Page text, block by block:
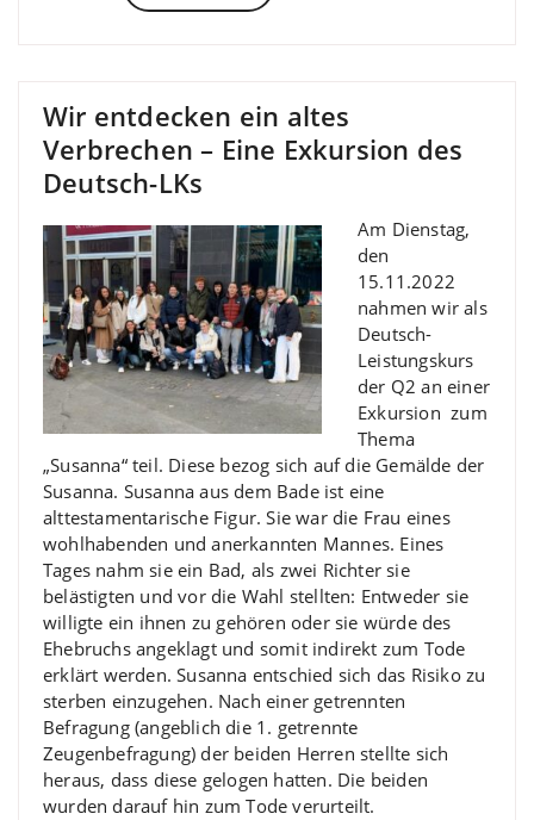
Wir entdecken ein altes
Verbrechen – Eine Exkursion des
Deutsch-LKs
Am Dienstag,
den
15.11.2022
nahmen wir als
Deutsch-
Leistungskurs
der Q2 an einer
Exkursion zum
Thema
„Susanna“ teil. Diese bezog sich auf die Gemälde der
Susanna. Susanna aus dem Bade ist eine
alttestamentarische Figur. Sie war die Frau eines
wohlhabenden und anerkannten Mannes. Eines
Tages nahm sie ein Bad, als zwei Richter sie
belästigten und vor die Wahl stellten: Entweder sie
willigte ein ihnen zu gehören oder sie würde des
Ehebruchs angeklagt und somit indirekt zum Tode
erklärt werden. Susanna entschied sich das Risiko zu
sterben einzugehen. Nach einer getrennten
Befragung (angeblich die 1. getrennte
Zeugenbefragung) der beiden Herren stellte sich
heraus, dass diese gelogen hatten. Die beiden
wurden darauf hin zum Tode verurteilt.